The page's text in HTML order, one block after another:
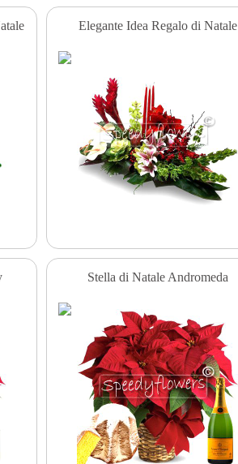
Elegante Idea Regalo di Natale
Stella di Natale Andromeda